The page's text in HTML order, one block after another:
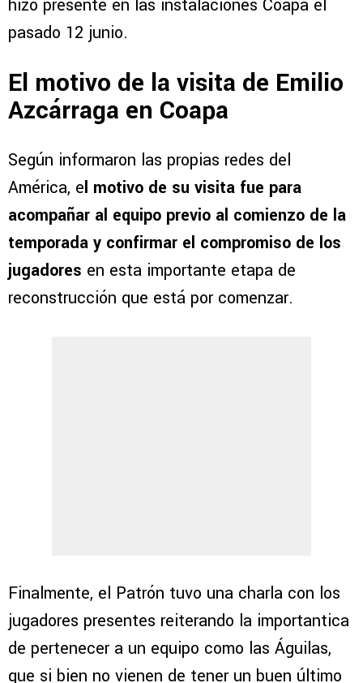
hizo presente en las instalaciones Coapa el
pasado 12 junio.
El motivo de la visita de Emilio
Azcárraga en Coapa
Según informaron las propias redes del
América, el motivo de su visita fue para
acompañar al equipo previo al comienzo de la
temporada y confirmar el compromiso de los
jugadores en esta importante etapa de
reconstrucción que está por comenzar.
Finalmente, el Patrón tuvo una charla con los
jugadores presentes reiterando la importantica
de pertenecer a un equipo como las Águilas,
que si bien no vienen de tener un buen último